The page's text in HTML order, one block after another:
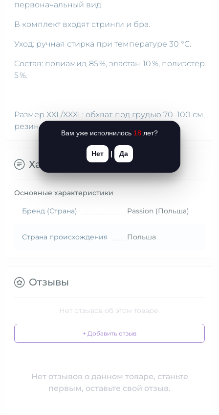
первоначальный вид.
В комплект входят стринги и бра.
Уход: ручная стирка при температуре 30 °C.
Состав: полиамид 85 %, эластан 10 %, полиэстер
5 %.
Размер XXL/XXXL: обхват под грудью 70–100 см,
резинка стрингов 78–120 см.
Характеристики
Основные характеристики
Бренд (Страна) Passion (Польша)
Страна происхождения Польша
Отзывы
Нет отзывов об этом товаре.
+ Добавить отзыв
Нет отзывов о данном товаре, станьте
первым, оставьте свой отзыв.
Вам уже исполнилось 18 лет?
Нет | Да